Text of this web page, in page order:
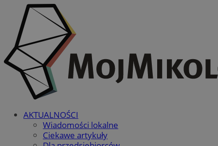
AKTUALNOŚCI
Wiadomości lokalne
Ciekawe artykuły